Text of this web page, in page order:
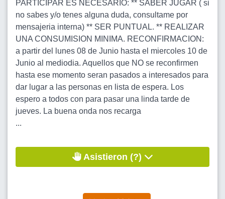
PARTICIPAR ES NECESARIO: ** SABER JUGAR ( si
no sabes y/o tenes alguna duda, consultame por
mensajeria interna) ** SER PUNTUAL. ** REALIZAR
UNA CONSUMISION MINIMA. RECONFIRMACION:
a partir del lunes 08 de Junio hasta el miercoles 10 de
Junio al mediodia. Aquellos que NO se reconfirmen
hasta ese momento seran pasados a interesados para
dar lugar a las personas en lista de espera. Los
espero a todos con para pasar una linda tarde de
jueves. La buena onda nos recarga
...
Asistieron (?)